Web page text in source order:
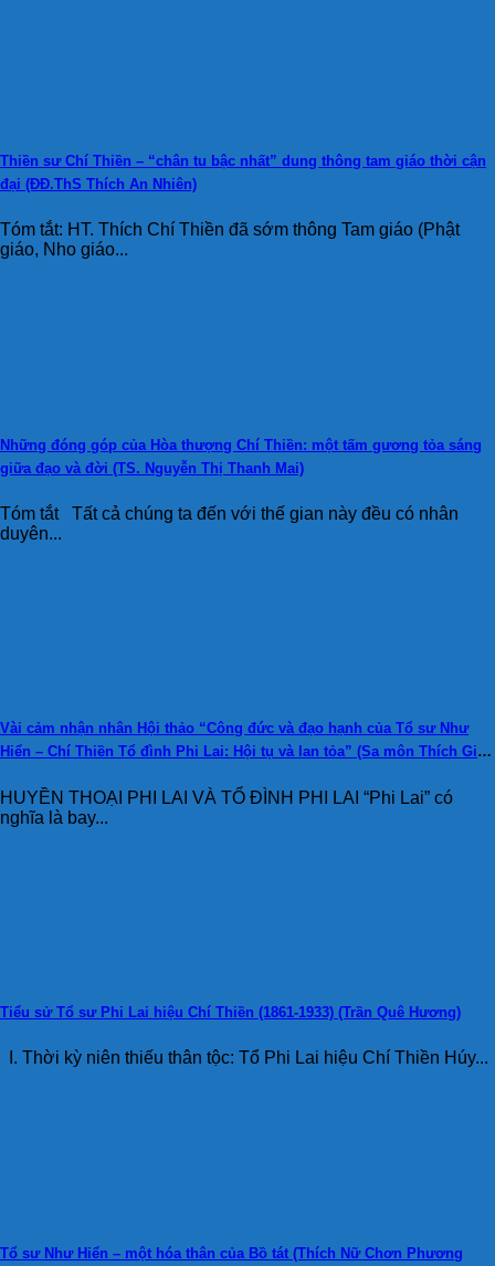
Thiền sư Chí Thiền – “chân tu bậc nhất” dung thông tam giáo thời cận
đại (ĐĐ.ThS Thích An Nhiên)
Tóm tắt: HT. Thích Chí Thiền đã sớm thông Tam giáo (Phật
giáo, Nho giáo...
Những đóng góp của Hòa thượng Chí Thiền: một tấm gương tỏa sáng
giữa đạo và đời (TS. Nguyễn Thị Thanh Mai)
Tóm tắt Tất cả chúng ta đến với thế gian này đều có nhân
duyên...
Vài cảm nhận nhân Hội thảo “Công đức và đạo hạnh của Tổ sư Như
Hiển – Chí Thiền Tổ đình Phi Lai: Hội tụ và lan tỏa” (Sa môn Thích Giác
HUYỀN THOẠI PHI LAI VÀ TỔ ĐÌNH PHI LAI “Phi Lai” có
nghĩa là bay...
Tiểu sử Tổ sư Phi Lai hiệu Chí Thiền (1861-1933) (Trần Quê Hương)
I. Thời kỳ niên thiếu thân tộc: Tổ Phi Lai hiệu Chí Thiền Húy...
Tổ sư Như Hiển – một hóa thân của Bồ tát (Thích Nữ Chơn Phương